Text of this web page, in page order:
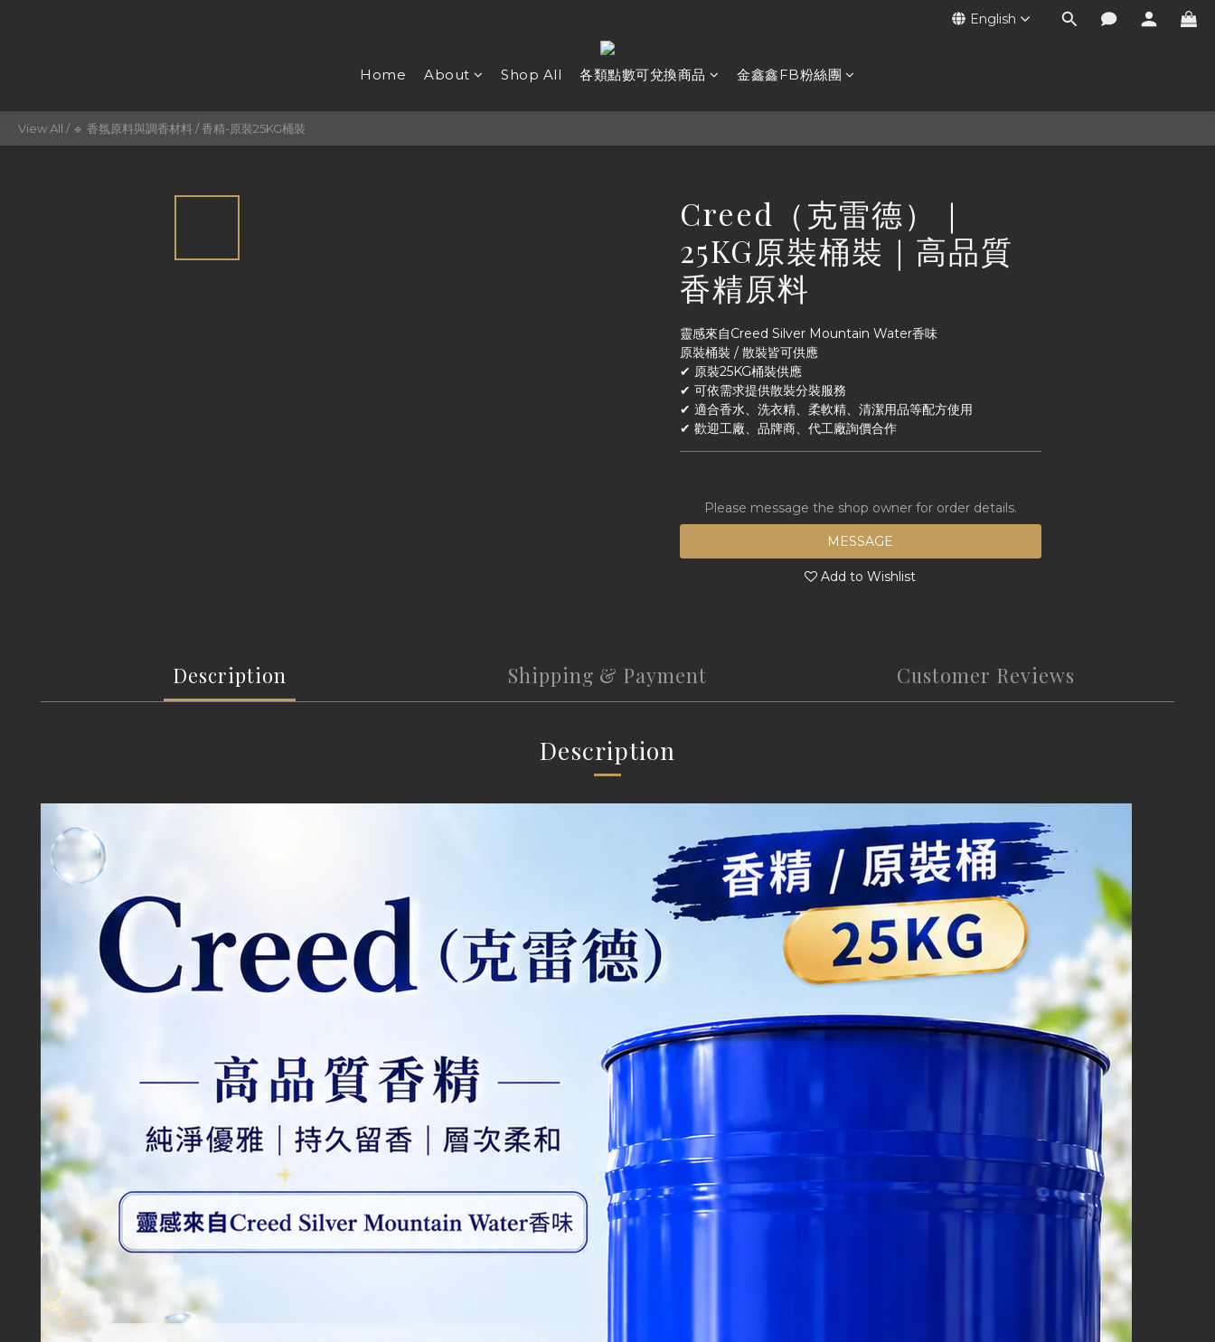
English
Home About Shop All 各類點數可兌換商品 金鑫鑫FB粉絲團
View All / 🔹 香氛原料與調香材料/香精-原裝25KG桶裝
Creed（克雷德）｜
25KG原裝桶裝｜高品質
香精原料
靈感來自Creed Silver Mountain Water香味
原裝桶裝 / 散裝皆可供應
✔ 原裝25KG桶裝供應
✔ 可依需求提供散裝分裝服務
✔ 適合香水、洗衣精、柔軟精、清潔用品等配方使用
✔ 歡迎工廠、品牌商、代工廠詢價合作
Please message the shop owner for order details.
MESSAGE
Add to Wishlist
Description Shipping & Payment Customer Reviews
Description